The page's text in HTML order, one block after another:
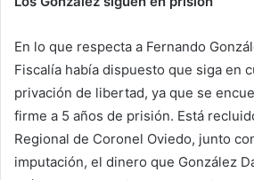
En lo que respecta a Fernando
Fiscalía había dispuesto que siga en
privación de libertad, ya que se
firme a 5 años de prisión. Está
Regional de Coronel Oviedo, junto
imputación, el dinero que González